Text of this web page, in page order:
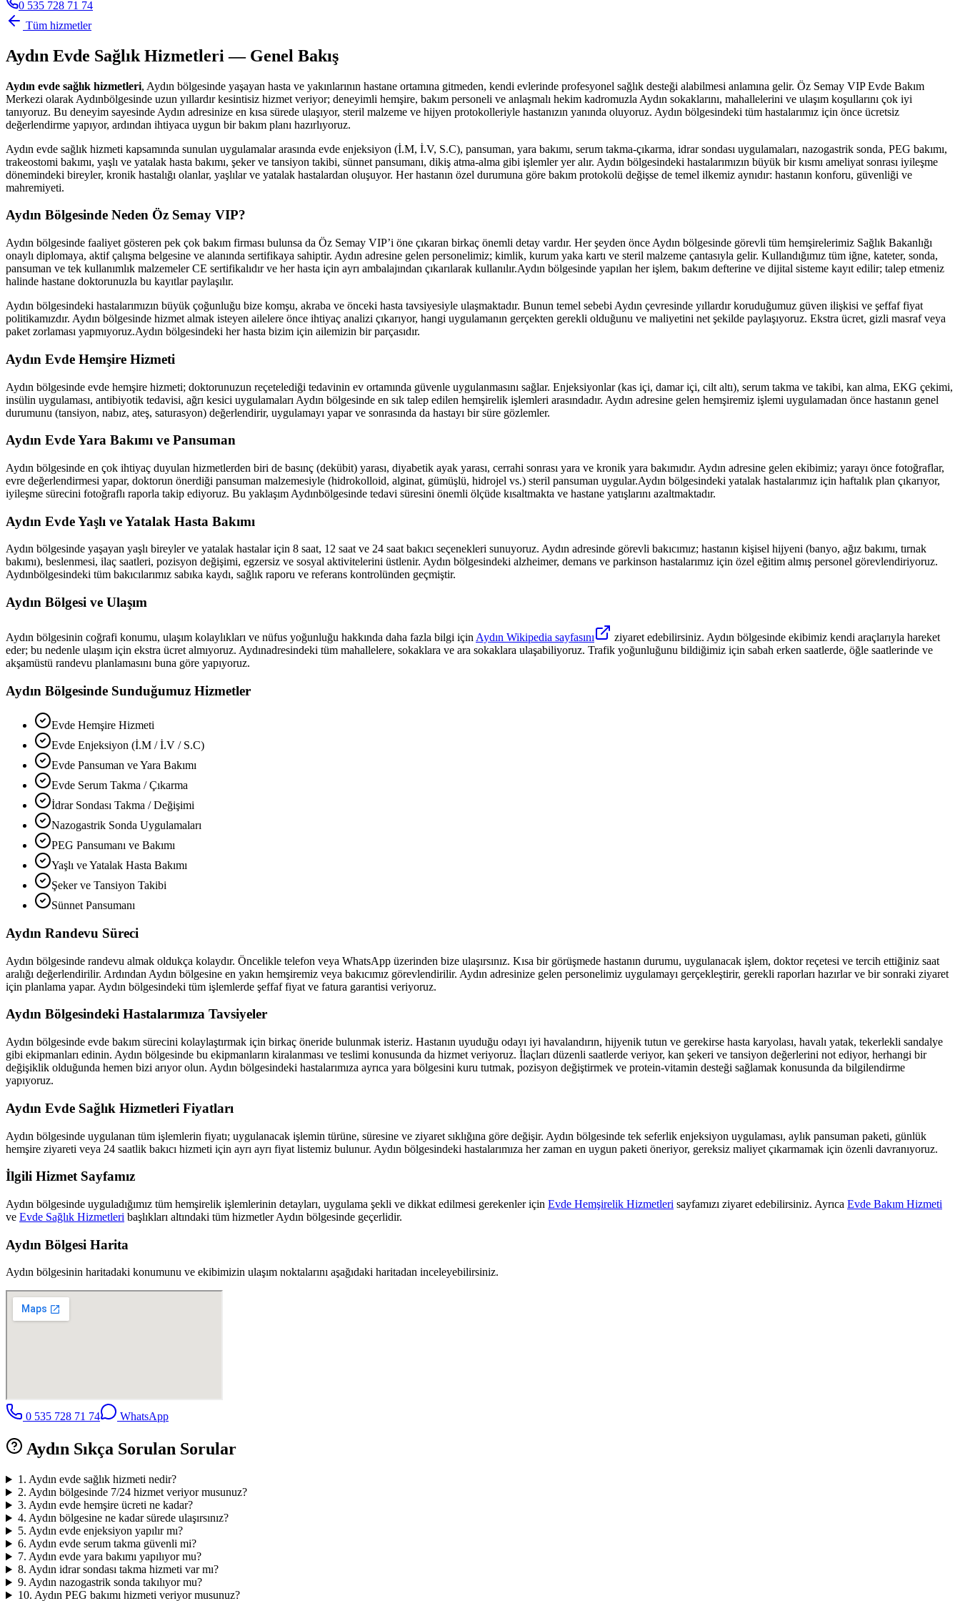
0 535 728 71 74
Tüm hizmetler
Aydın Evde Sağlık Hizmetleri — Genel Bakış
Aydın evde sağlık hizmetleri, Aydın bölgesinde yaşayan hasta ve yakınlarının hastane ortamına gitmeden, kendi evlerinde profesyonel sağlık desteği alabilmesi anlamına gelir. Öz Semay VIP Evde Bakım
Merkezi olarak Aydınbölgesinde uzun yıllardır kesintisiz hizmet veriyor; deneyimli hemşire, bakım personeli ve anlaşmalı hekim kadromuzla Aydın sokaklarını, mahallelerini ve ulaşım koşullarını çok iyi
tanıyoruz. Bu deneyim sayesinde Aydın adresinize en kısa sürede ulaşıyor, steril malzeme ve hijyen protokolleriyle hastanızın yanında oluyoruz. Aydın bölgesindeki tüm hastalarımız için önce ücretsiz
değerlendirme yapıyor, ardından ihtiyaca uygun bir bakım planı hazırlıyoruz.
Aydın evde sağlık hizmeti kapsamında sunulan uygulamalar arasında evde enjeksiyon (İ.M, İ.V, S.C), pansuman, yara bakımı, serum takma-çıkarma, idrar sondası uygulamaları, nazogastrik sonda, PEG bakımı,
trakeostomi bakımı, yaşlı ve yatalak hasta bakımı, şeker ve tansiyon takibi, sünnet pansumanı, dikiş atma-alma gibi işlemler yer alır. Aydın bölgesindeki hastalarımızın büyük bir kısmı ameliyat sonrası iyileşme
dönemindeki bireyler, kronik hastalığı olanlar, yaşlılar ve yatalak hastalardan oluşuyor. Her hastanın özel durumuna göre bakım protokolü değişse de temel ilkemiz aynıdır: hastanın konforu, güvenliği ve
mahremiyeti.
Aydın Bölgesinde Neden Öz Semay VIP?
Aydın bölgesinde faaliyet gösteren pek çok bakım firması bulunsa da Öz Semay VIP’i öne çıkaran birkaç önemli detay vardır. Her şeyden önce Aydın bölgesinde görevli tüm hemşirelerimiz Sağlık Bakanlığı
onaylı diplomaya, aktif çalışma belgesine ve alanında sertifikaya sahiptir. Aydın adresine gelen personelimiz; kimlik, kurum yaka kartı ve steril malzeme çantasıyla gelir. Kullandığımız tüm iğne, kateter, sonda,
pansuman ve tek kullanımlık malzemeler CE sertifikalıdır ve her hasta için ayrı ambalajından çıkarılarak kullanılır.Aydın bölgesinde yapılan her işlem, bakım defterine ve dijital sisteme kayıt edilir; talep etmeniz
halinde hastane doktorunuzla bu kayıtlar paylaşılır.
Aydın bölgesindeki hastalarımızın büyük çoğunluğu bize komşu, akraba ve önceki hasta tavsiyesiyle ulaşmaktadır. Bunun temel sebebi Aydın çevresinde yıllardır koruduğumuz güven ilişkisi ve şeffaf fiyat
politikamızdır. Aydın bölgesinde hizmet almak isteyen ailelere önce ihtiyaç analizi çıkarıyor, hangi uygulamanın gerçekten gerekli olduğunu ve maliyetini net şekilde paylaşıyoruz. Ekstra ücret, gizli masraf veya
paket zorlaması yapmıyoruz.Aydın bölgesindeki her hasta bizim için ailemizin bir parçasıdır.
Aydın Evde Hemşire Hizmeti
Aydın bölgesinde evde hemşire hizmeti; doktorunuzun reçetelediği tedavinin ev ortamında güvenle uygulanmasını sağlar. Enjeksiyonlar (kas içi, damar içi, cilt altı), serum takma ve takibi, kan alma, EKG çekimi,
insülin uygulaması, antibiyotik tedavisi, ağrı kesici uygulamaları Aydın bölgesinde en sık talep edilen hemşirelik işlemleri arasındadır. Aydın adresine gelen hemşiremiz işlemi uygulamadan önce hastanın genel
durumunu (tansiyon, nabız, ateş, saturasyon) değerlendirir, uygulamayı yapar ve sonrasında da hastayı bir süre gözlemler.
Aydın Evde Yara Bakımı ve Pansuman
Aydın bölgesinde en çok ihtiyaç duyulan hizmetlerden biri de basınç (dekübit) yarası, diyabetik ayak yarası, cerrahi sonrası yara ve kronik yara bakımıdır. Aydın adresine gelen ekibimiz; yarayı önce fotoğraflar,
evre değerlendirmesi yapar, doktorun önerdiği pansuman malzemesiyle (hidrokolloid, alginat, gümüşlü, hidrojel vs.) steril pansuman uygular.Aydın bölgesindeki yatalak hastalarımız için haftalık plan çıkarıyor,
iyileşme sürecini fotoğraflı raporla takip ediyoruz. Bu yaklaşım Aydınbölgesinde tedavi süresini önemli ölçüde kısaltmakta ve hastane yatışlarını azaltmaktadır.
Aydın Evde Yaşlı ve Yatalak Hasta Bakımı
Aydın bölgesinde yaşayan yaşlı bireyler ve yatalak hastalar için 8 saat, 12 saat ve 24 saat bakıcı seçenekleri sunuyoruz. Aydın adresinde görevli bakıcımız; hastanın kişisel hijyeni (banyo, ağız bakımı, tırnak
bakımı), beslenmesi, ilaç saatleri, pozisyon değişimi, egzersiz ve sosyal aktivitelerini üstlenir. Aydın bölgesindeki alzheimer, demans ve parkinson hastalarımız için özel eğitim almış personel görevlendiriyoruz.
Aydınbölgesindeki tüm bakıcılarımız sabıka kaydı, sağlık raporu ve referans kontrolünden geçmiştir.
Aydın Bölgesi ve Ulaşım
Aydın bölgesinin coğrafi konumu, ulaşım kolaylıkları ve nüfus yoğunluğu hakkında daha fazla bilgi için Aydın Wikipedia sayfasını ziyaret edebilirsiniz. Aydın bölgesinde ekibimiz kendi araçlarıyla hareket
eder; bu nedenle ulaşım için ekstra ücret almıyoruz. Aydınadresindeki tüm mahallelere, sokaklara ve ara sokaklara ulaşabiliyoruz. Trafik yoğunluğunu bildiğimiz için sabah erken saatlerde, öğle saatlerinde ve
akşamüstü randevu planlamasını buna göre yapıyoruz.
Aydın Bölgesinde Sunduğumuz Hizmetler
Evde Hemşire Hizmeti
Evde Enjeksiyon (İ.M / İ.V / S.C)
Evde Pansuman ve Yara Bakımı
Evde Serum Takma / Çıkarma
İdrar Sondası Takma / Değişimi
Nazogastrik Sonda Uygulamaları
PEG Pansumanı ve Bakımı
Yaşlı ve Yatalak Hasta Bakımı
Şeker ve Tansiyon Takibi
Sünnet Pansumanı
Aydın Randevu Süreci
Aydın bölgesinde randevu almak oldukça kolaydır. Öncelikle telefon veya WhatsApp üzerinden bize ulaşırsınız. Kısa bir görüşmede hastanın durumu, uygulanacak işlem, doktor reçetesi ve tercih ettiğiniz saat
aralığı değerlendirilir. Ardından Aydın bölgesine en yakın hemşiremiz veya bakıcımız görevlendirilir. Aydın adresinize gelen personelimiz uygulamayı gerçekleştirir, gerekli raporları hazırlar ve bir sonraki ziyaret
için planlama yapar. Aydın bölgesindeki tüm işlemlerde şeffaf fiyat ve fatura garantisi veriyoruz.
Aydın Bölgesindeki Hastalarımıza Tavsiyeler
Aydın bölgesinde evde bakım sürecini kolaylaştırmak için birkaç öneride bulunmak isteriz. Hastanın uyuduğu odayı iyi havalandırın, hijyenik tutun ve gerekirse hasta karyolası, havalı yatak, tekerlekli sandalye
gibi ekipmanları edinin. Aydın bölgesinde bu ekipmanların kiralanması ve teslimi konusunda da hizmet veriyoruz. İlaçları düzenli saatlerde veriyor, kan şekeri ve tansiyon değerlerini not ediyor, herhangi bir
değişiklik olduğunda hemen bizi arıyor olun. Aydın bölgesindeki hastalarımıza ayrıca yara bölgesini kuru tutmak, pozisyon değiştirmek ve protein-vitamin desteği sağlamak konusunda da bilgilendirme
yapıyoruz.
Aydın Evde Sağlık Hizmetleri Fiyatları
Aydın bölgesinde uygulanan tüm işlemlerin fiyatı; uygulanacak işlemin türüne, süresine ve ziyaret sıklığına göre değişir. Aydın bölgesinde tek seferlik enjeksiyon uygulaması, aylık pansuman paketi, günlük
hemşire ziyareti veya 24 saatlik bakıcı hizmeti için ayrı ayrı fiyat listemiz bulunur. Aydın bölgesindeki hastalarımıza her zaman en uygun paketi öneriyor, gereksiz maliyet çıkarmamak için özenli davranıyoruz.
İlgili Hizmet Sayfamız
Aydın bölgesinde uyguladığımız tüm hemşirelik işlemlerinin detayları, uygulama şekli ve dikkat edilmesi gerekenler için Evde Hemşirelik Hizmetleri sayfamızı ziyaret edebilirsiniz. Ayrıca Evde Bakım Hizmeti
ve Evde Sağlık Hizmetleri başlıkları altındaki tüm hizmetlerAydın bölgesinde geçerlidir.
Aydın Bölgesi Harita
Aydın bölgesinin haritadaki konumunu ve ekibimizin ulaşım noktalarını aşağıdaki haritadan inceleyebilirsiniz.
0 535 728 71 74 WhatsApp
Aydın Sıkça Sorulan Sorular
1 . Aydın evde sağlık hizmeti nedir?
2. Aydın bölgesinde 7/24 hizmet veriyor musunuz?
3. Aydın evde hemşire ücreti ne kadar?
4. Aydın bölgesine ne kadar sürede ulaşırsınız?
5. Aydın evde enjeksiyon yapılır mı?
6. Aydın evde serum takma güvenli mi?
7. Aydın evde yara bakımı yapılıyor mu?
8. Aydın idrar sondası takma hizmeti var mı?
9. Aydın nazogastrik sonda takılıyor mu?
10. Aydın PEG bakımı hizmeti veriyor musunuz?